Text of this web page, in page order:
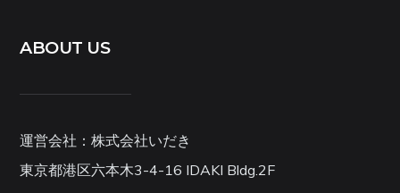
ABOUT US
運営会社：株式会社いだき
東京都港区六本木3-4-16 IDAKI Bldg.2F